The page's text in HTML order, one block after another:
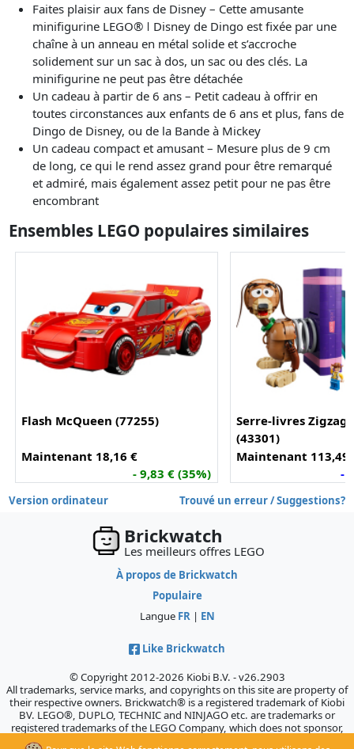
Faites plaisir aux fans de Disney – Cette amusante
minifigurine LEGO® ǀ Disney de Dingo est fixée par une
chaîne à un anneau en métal solide et s’accroche
solidement sur un sac à dos, un sac ou des clés. La
minifigurine ne peut pas être détachée
Un cadeau à partir de 6 ans – Petit cadeau à offrir en
toutes circonstances aux enfants de 6 ans et plus, fans de
Dingo de Disney, ou de la Bande à Mickey
Un cadeau compact et amusant – Mesure plus de 9 cm
de long, ce qui le rend assez grand pour être remarqué
et admiré, mais également assez petit pour ne pas être
encombrant
Ensembles LEGO populaires similaires
Flash McQueen (77255)
Maintenant 18,16 €
- 9,83 € (35%)
Serre-livres Zigzag
(43301)
Maintenant 113,49
-
Version ordinateur Trouvé un erreur / Suggestions?
Brickwatch
Les meilleurs offres LEGO
À propos de Brickwatch
Populaire
Langue FR | EN
Like Brickwatch
© Copyright 2012-2026 Kiobi B.V. - v26.2903
All trademarks, service marks, and copyrights on this site are property of
their respective owners. Brickwatch® is a registered trademark of Kiobi
BV. LEGO®, DUPLO, TECHNIC and NINJAGO etc. are trademarks or
registered trademarks of the LEGO Company, which does not sponsor,